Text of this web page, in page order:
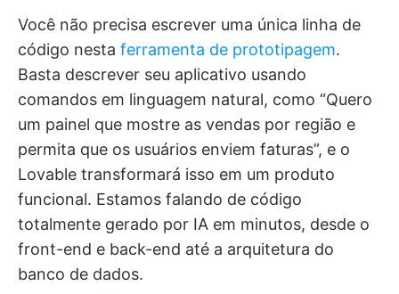
Você não precisa escrever uma única linha de
código nesta ferramenta de prototipagem.
Basta descrever seu aplicativo usando
comandos em linguagem natural, como “Quero
um painel que mostre as vendas por região e
permita que os usuários enviem faturas”, e o
Lovable transformará isso em um produto
funcional. Estamos falando de código
totalmente gerado por IA em minutos, desde o
front-end e back-end até a arquitetura do
banco de dados.